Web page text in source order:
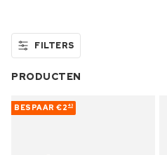
FILTERS
PRODUCTEN
BESPAAR €2 43